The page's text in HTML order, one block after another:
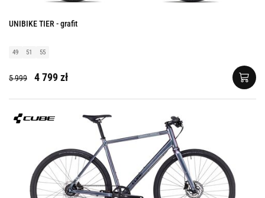
UNIBIKE TIER - grafit
49 51 55
5 999 4 799 zł